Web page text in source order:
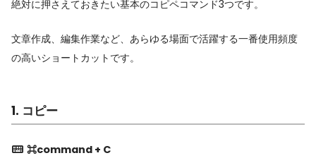
絶対に押さえておきたい基本のコピペコマンド3つです。
文章作成、編集作業など、あらゆる場面で活躍する一番使用頻度
の高いショートカットです。
1. コピー
⌘command + C